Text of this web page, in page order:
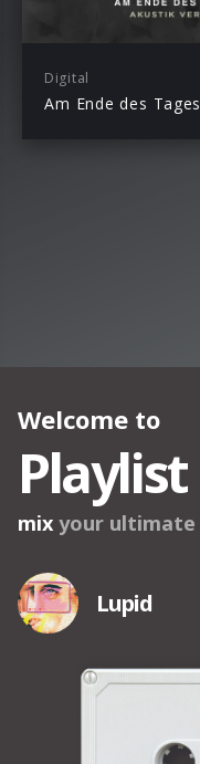
Digital
Am Ende des Tages